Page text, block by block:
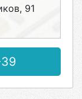
91